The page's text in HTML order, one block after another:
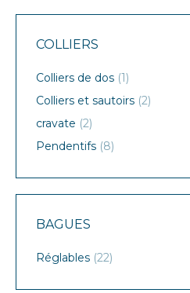
COLLIERS
Colliers de dos (1)
Colliers et sautoirs (2)
cravate (2)
Pendentifs (8)
BAGUES
Réglables (22)